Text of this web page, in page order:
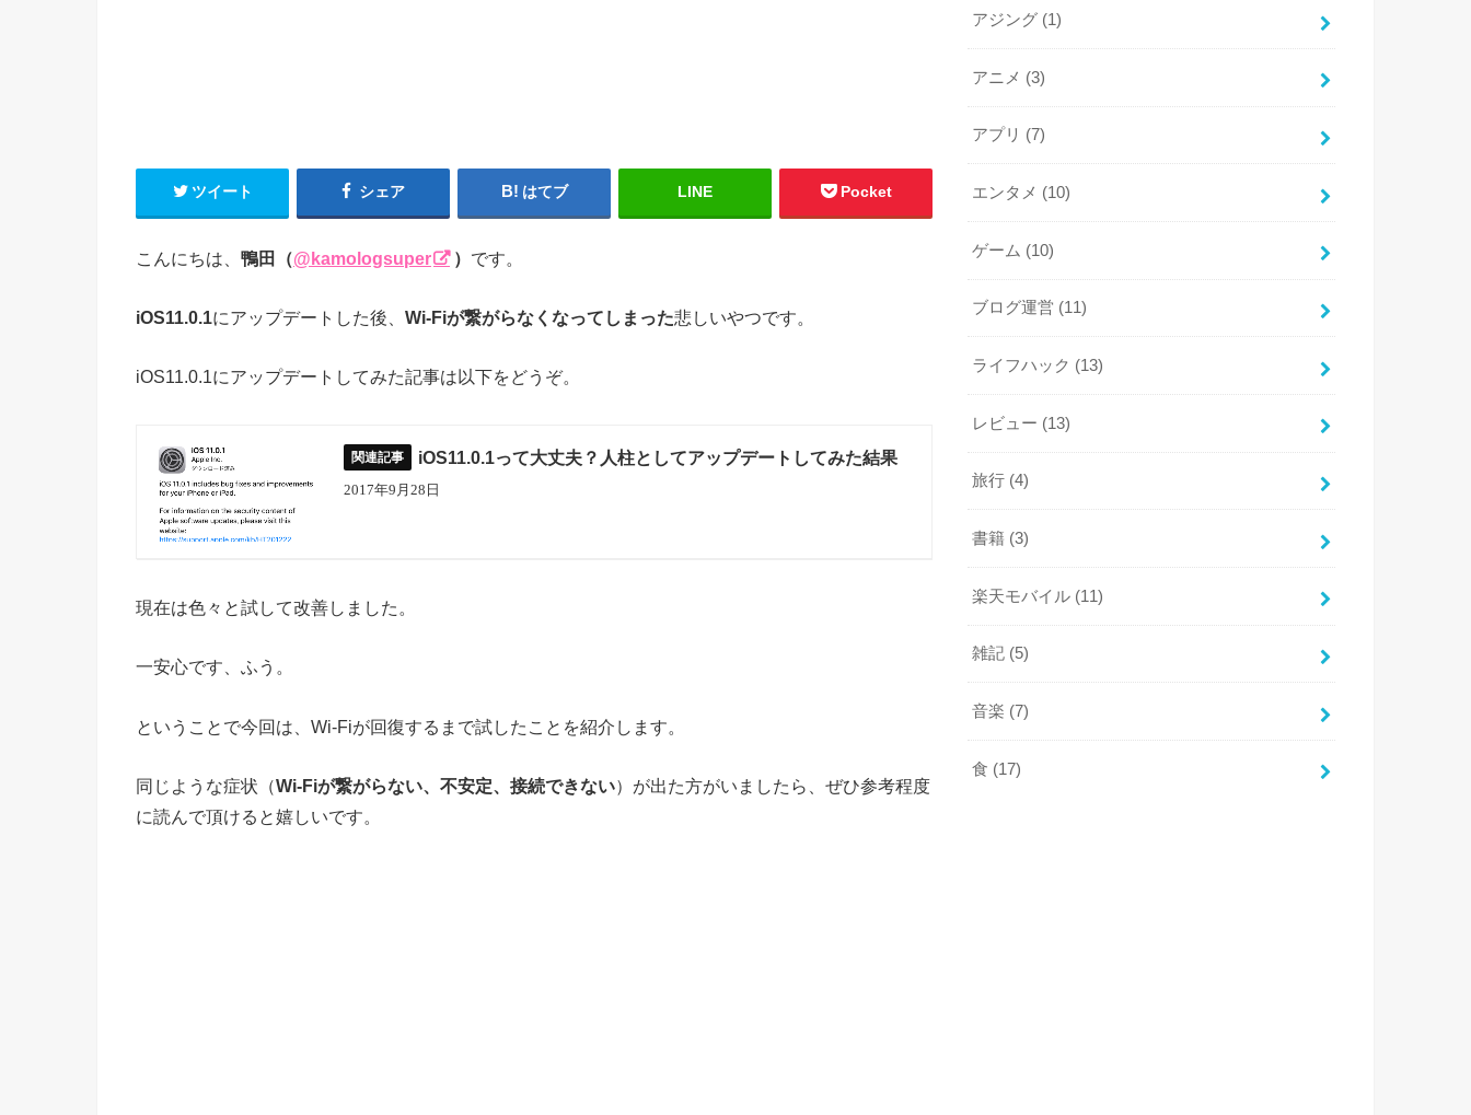
ツイート シェア はてブ LINE Pocket
こんにちは、 鴨田（@kamologsuper ） です。
iOS11.0.1にアップデートした後、 Wi-Fiが繋がらなくなってしまった悲しいやつです。
iOS11.0.1にアップデートしてみた記事は以下をどうぞ。
iOS11.0.1って大丈夫？人柱としてアップデートしてみた結果
2017年9月28日
現在は色々と試して改善しました。
一安心です、ふう。
ということで今回は、 Wi-Fiが回復するまで試したこと を紹介します。
同じような症状（Wi-Fiが繋がらない、不安定、接続できない）が出た方がいましたら、ぜひ参考程度
に読んで頂けると嬉しいです。
アジング (1)
アニメ (3)
アプリ (7)
エンタメ (10)
ゲーム (10)
ブログ運営 (11)
ライフハック (13)
レビュー (13)
旅行 (4)
書籍 (3)
楽天モバイル (11)
雑記 (5)
音楽 (7)
食 (17)